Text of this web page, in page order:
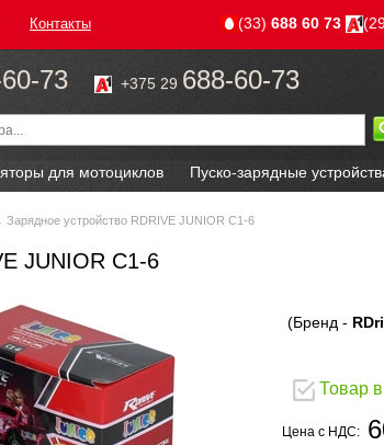
Контакты (33) 688 60 73
73 +375 29 688-60-73
для мотоциклов Пуско-зарядные
Зарядное устройство RDRIVE JUNIOR C1-6
JUNIOR C1-6
(Бренд -
Товар
Цена с НДС: